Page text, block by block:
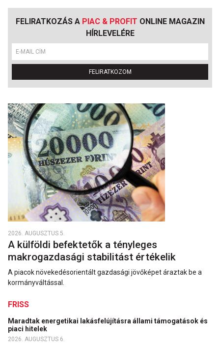
FELIRATKOZÁS A PIAC & PROFIT ONLINE MAGAZIN
HÍRLEVELÉRE
FELIRATKOZOM
2026. AUGUSZTUS 5.
A külföldi befektetők a tényleges
makrogazdasági stabilitást értékelik
A piacok növekedésorientált gazdasági jövőképet áraztak be a
kormányváltással.
FRISS
Maradtak energetikai lakásfelújításra állami támogatások és
piaci hitelek
2026. AUGUSZTUS 6.